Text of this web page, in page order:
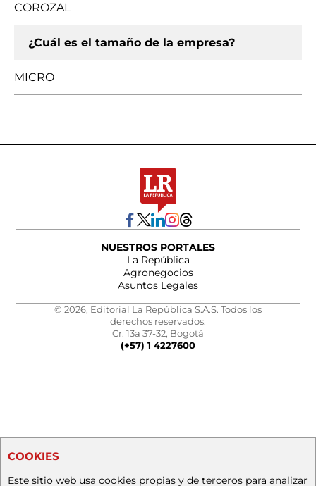
COROZAL
¿Cuál es el tamaño de la empresa?
MICRO
NUESTROS PORTALES
La República
Agronegocios
Asuntos Legales
© 2026, Editorial La República S.A.S. Todos los
derechos reservados.
Cr. 13a 37-32, Bogotá
(+57) 1 4227600
COOKIES
Este sitio web usa cookies propias y de terceros para analizar